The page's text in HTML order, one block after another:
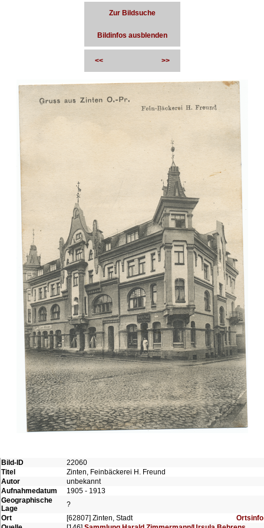
Zur Bildsuche
Bildinfos ausblenden
<< >>
Bild-ID
22060
Titel
Zinten, Feinbäckerei H. Freund
Autor
unbekannt
Aufnahmedatum
1905 - 1913
Geographische
Lage
?
Ort
[62807] Zinten, Stadt
Ortsinfo